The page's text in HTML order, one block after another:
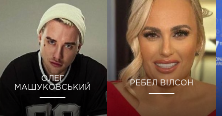
ОЛЕГ
МАШУКОВСЬКИЙ
РЕБЕЛ ВІЛСОН